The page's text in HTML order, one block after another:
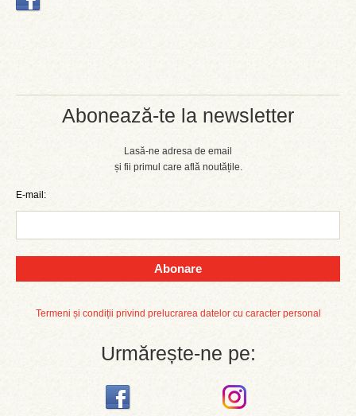
Abonează-te la newsletter
Lasă-ne adresa de email
și fii primul care află noutățile.
E-mail:
Abonare
Termeni și condiții privind prelucrarea datelor cu caracter personal
Urmărește-ne pe: